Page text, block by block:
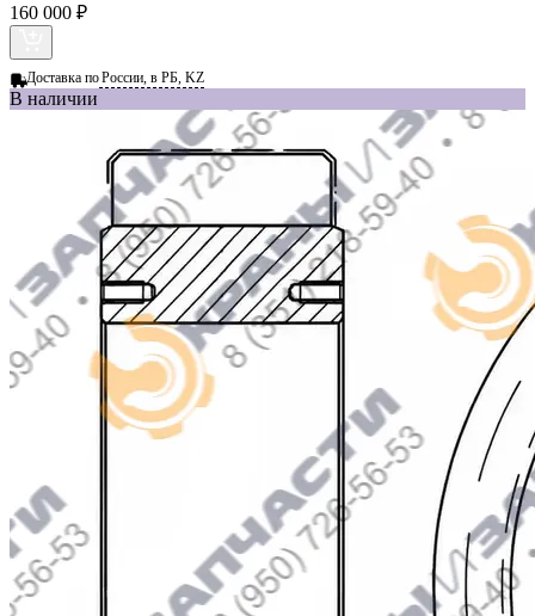
160 000 ₽
Доставка поРоссии, в РБ, KZ
В наличии